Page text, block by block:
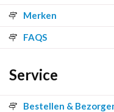
Merken
FAQS
Service
Bestellen &